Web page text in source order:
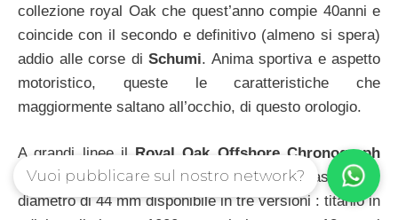
collezione royal Oak che quest’anno compie 40anni e
coincide con il secondo e definitivo (almeno si spera)
addio alle corse di Schumi. Anima sportiva e aspetto
motoristico, queste le caratteristiche che
maggiormente saltano all’occhio, di questo orologio.
A grandi linee il Royal Oak Offshore Chronograph
Michael Schumacher presenta una cassa del
diametro di 44 mm disponibile in tre versioni : titanio in
Vuoi pubblicare sul nostro network?